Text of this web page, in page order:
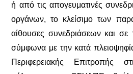
ή από τις απογευματινές
οργάνων, το κλείσιμο των
αίθουσες συνεδριάσεων και σε
σύμφωνα με την κατά
Περιφερειακής Επιτροπής